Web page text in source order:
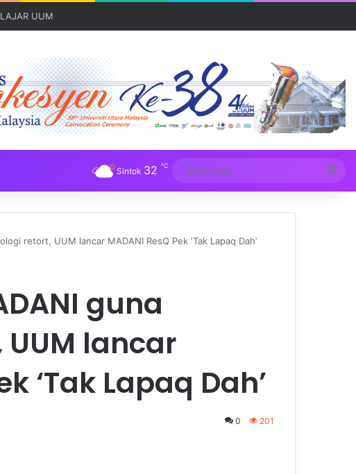
budaya serantau
Sintok 32 ℃
for
retort, UUM lancar MADANI ResQ Pek ‘Tak Lapaq Dah’
guna
lancar
‘Tak Lapaq Dah’
0 201